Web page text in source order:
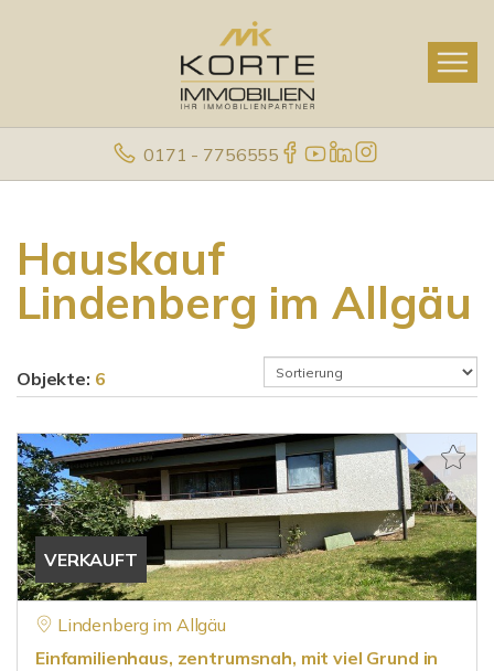
0171 - 7756555
Hauskauf
Lindenberg im Allgäu
Objekte: 6
VERKAUFT
Lindenberg im Allgäu
Einfamilienhaus, zentrumsnah, mit viel Grund in